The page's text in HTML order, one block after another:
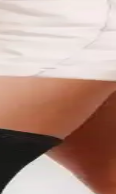
ve yıkama kolaylığı sunar.
yapısı ve ısıtıcı etkisiyle
dizinizi desteklerken hava
ve kullanıcı geri
Pratik Çözüm
hafifletir ve hareket